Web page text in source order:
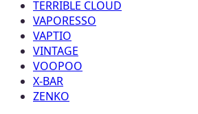
TERRIBLE CLOUD
VAPORESSO
VAPTIO
VINTAGE
VOOPOO
X-BAR
ZENKO